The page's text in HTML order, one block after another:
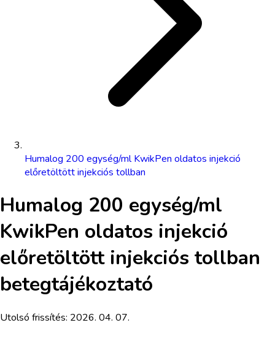
Humalog 200 egység/ml KwikPen oldatos injekció
előretöltött injekciós tollban
Humalog 200 egység/ml
KwikPen oldatos injekció
előretöltött injekciós tollban
betegtájékoztató
Utolsó frissítés: 2026. 04. 07.